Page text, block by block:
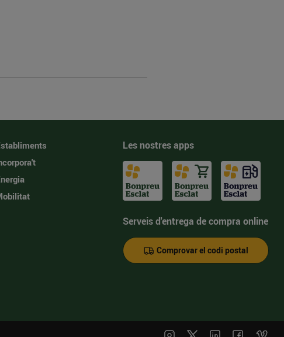
Les nostres apps
Serveis d'entrega de compra online
Comprovar el codi postal